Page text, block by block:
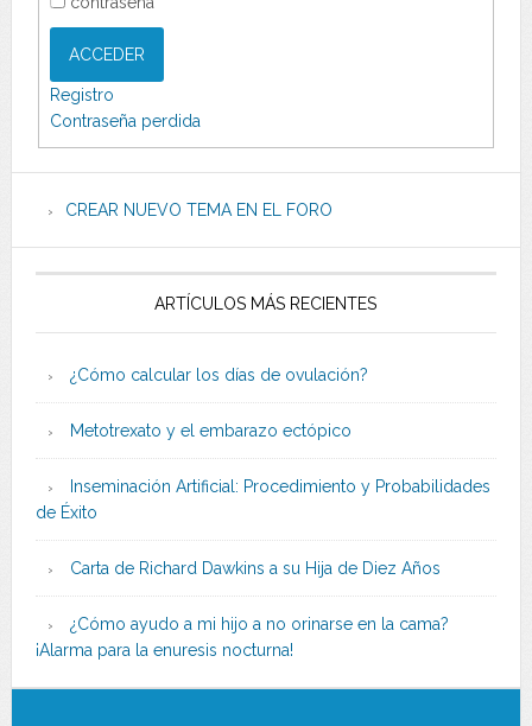
ACCEDER
Registro
Contraseña perdida
CREAR NUEVO TEMA EN EL FORO
ARTÍCULOS MÁS RECIENTES
¿Cómo calcular los días de ovulación?
Metotrexato y el embarazo ectópico
Inseminación Artificial: Procedimiento y Probabilidades
de Éxito
Carta de Richard Dawkins a su Hija de Diez Años
¿Cómo ayudo a mi hijo a no orinarse en la cama?
¡Alarma para la enuresis nocturna!